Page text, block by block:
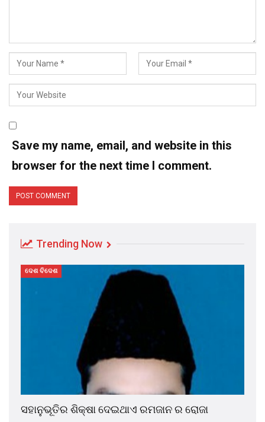
Save my name, email, and website in this
browser for the next time I comment.
Trending Now
ଦେଶ ବିଦେଶ
ସହାନୁଭୂତିର ଶିକ୍ଷା ଦେଇଥାଏ ରମଜାନ ର ରୋଜା